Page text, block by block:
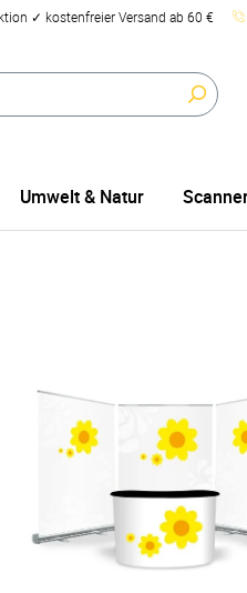
✓ kostenfreier Versand ab 60 €
Umwelt & Natur